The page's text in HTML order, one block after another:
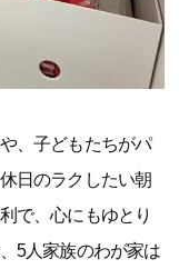
日のラクしたい朝
で、心にもゆとり
5人家族のわが家は